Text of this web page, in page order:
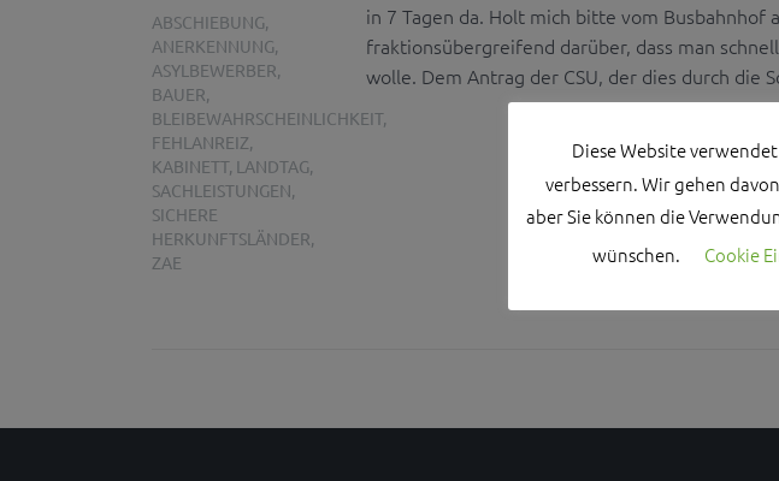
ABSCHIEBUNG,
ANERKENNUNG,
ASYLBEWERBER,
BAUER,
BLEIBEWAHRSCHEINLICHKEIT,
FEHLANREIZ,
KABINETT, LANDTAG,
SACHLEISTUNGEN,
SICHERE
HERKUNFTSLÄNDER,
ZAE
in 7 Tagen da. Holt mich bitte vom Busbahnhof
fraktionsübergreifend darüber, dass man
wolle. Dem Antrag der CSU, der dies durch die
Diese Website
verbessern. Wir gehen
aber Sie können die
wünschen.
Cookie